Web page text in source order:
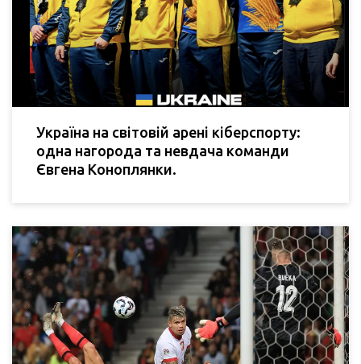
Україна на світовій арені кіберспорту:
одна нагорода та невдача команди
Євгена Коноплянки.